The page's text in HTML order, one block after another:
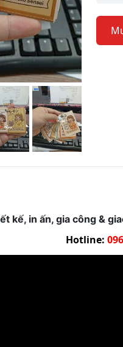
kế, in ấn, gia công &
Hotline: